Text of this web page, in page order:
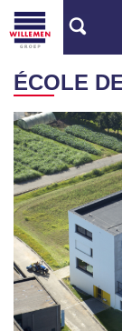
ÉCOLE